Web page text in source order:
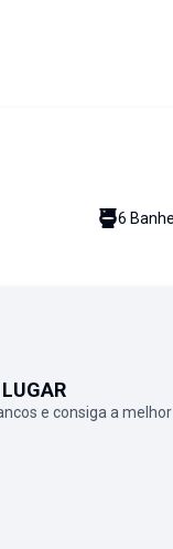
6
e consiga a melhor